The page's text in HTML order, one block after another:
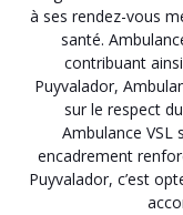
à ses rendez-vous
santé.
contribuant
Puyvalador,
sur le respect
Ambulance VSL
encadrement
Puyvalador, c’est